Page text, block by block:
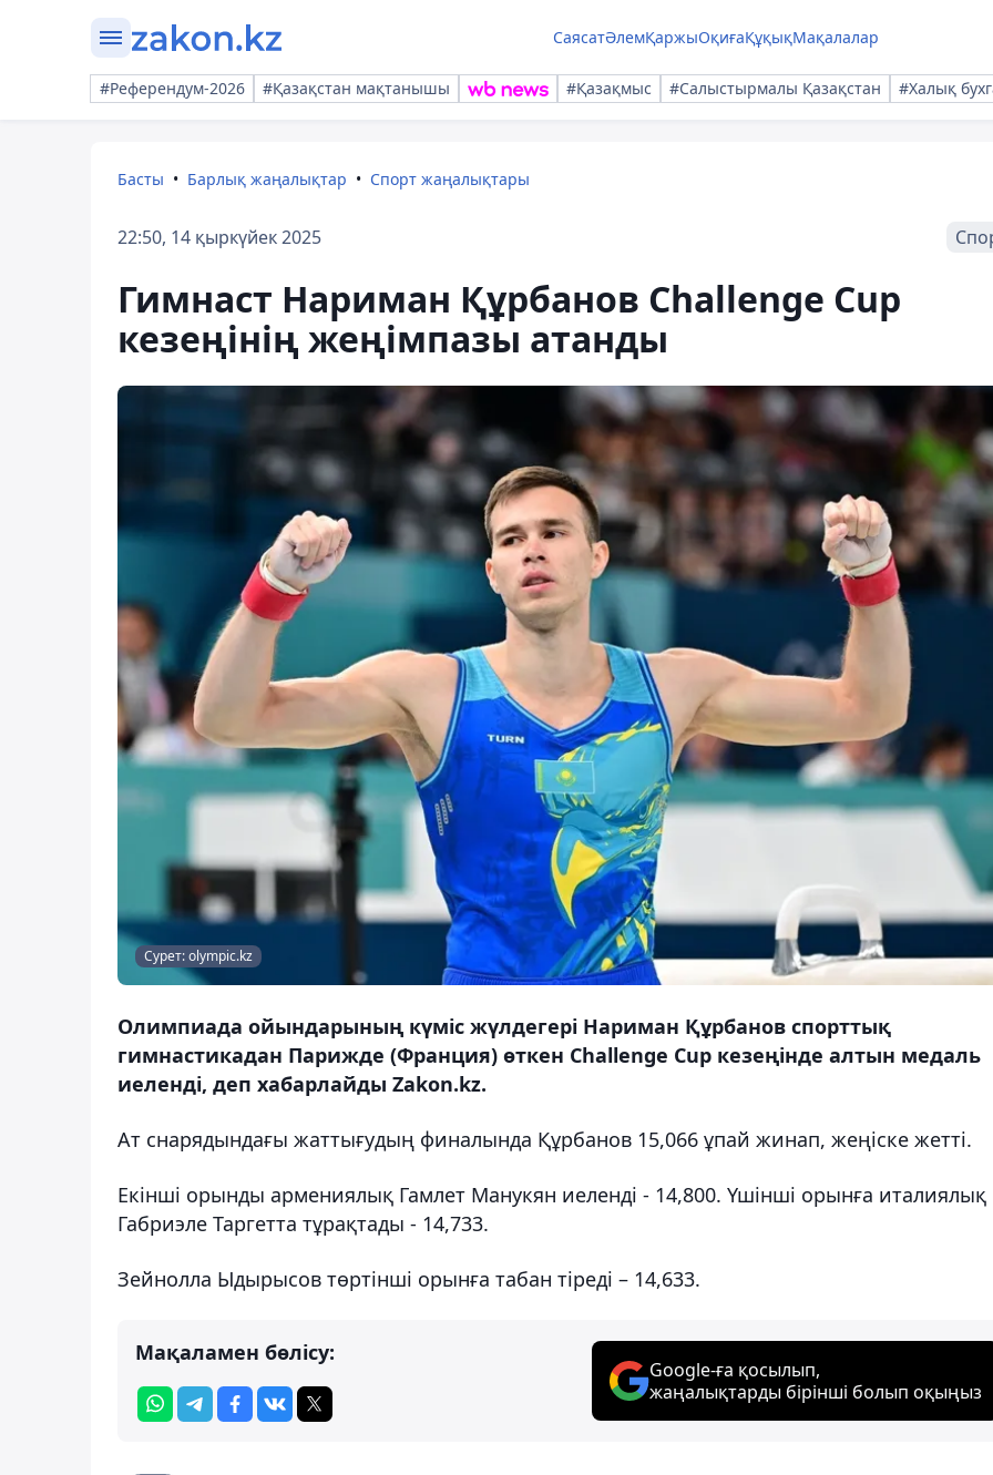
СаясатӘлемҚаржыОқиғаҚұқықМақалалар
#Референдум-2026 #Қазақстан мақтанышы #Қазақмыс #Салыстырмалы Қазақстан #Халық
Басты Барлық жаңалықтар Спорт жаңалықтары
22:50, 14 қыркүйек 2025
Гимнаст Нариман Құрбанов Challenge Cup
кезеңінің жеңімпазы атанды
Сурет: olympic.kz
Олимпиада ойындарының күміс жүлдегері Нариман Құрбанов спорттық
гимнастикадан Парижде (Франция) өткен Challenge Cup кезеңінде алтын медаль
иеленді, деп хабарлайды Zakon.kz.
Ат снарядындағы жаттығудың финалында Құрбанов 15,066 ұпай жинап, жеңіске жетті.
Екінші орынды армениялық Гамлет Манукян иеленді - 14,800. Үшінші орынға италиялық
Габриэле Таргетта тұрақтады - 14,733.
Зейнолла Ыдырысов төртінші орынға табан тіреді – 14,633.
Мақаламен бөлісу:
Google-ға қосылып,
жаңалықтарды бірінші болып оқыңыз